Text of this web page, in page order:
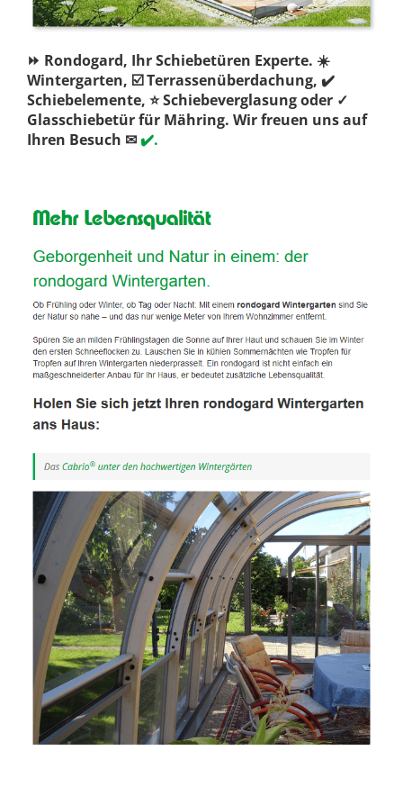
⏩ Rondogard, Ihr Schiebetüren Experte. ☀️
Wintergarten, ☑️ Terrassenüberdachung, ✔️
Schiebelemente, ⭐ Schiebeverglasung oder ✓
Glasschiebetür für Mähring. Wir freuen uns auf
Ihren Besuch ✉✔️.